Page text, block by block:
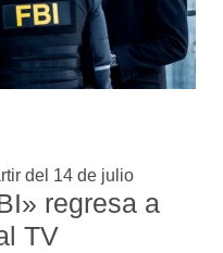
del 14 de julio
regresa a
TV